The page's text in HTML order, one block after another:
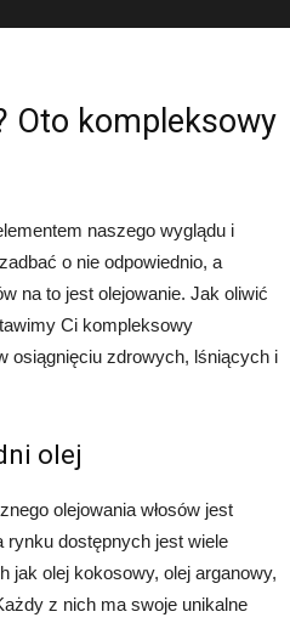
Oto kompleksowy
naszego wyglądu i
o nie odpowiednio, a
na to jest olejowanie. Jak oliwić
Ci kompleksowy
osiągnięciu zdrowych, lśniących i
olej
olejowania włosów jest
rynku dostępnych jest wiele
jak olej kokosowy, olej arganowy,
z nich ma swoje unikalne